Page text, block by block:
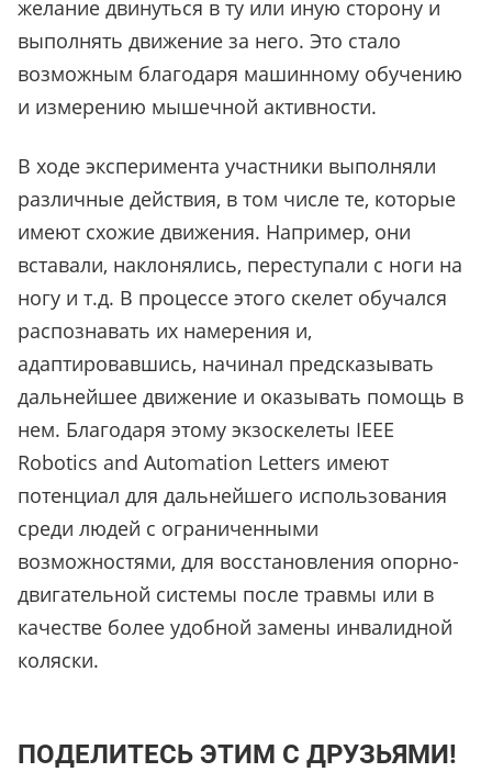
желание двинуться в ту или иную сторону и
выполнять движение за него. Это стало
возможным благодаря машинному обучению
и измерению мышечной активности.
В ходе эксперимента участники выполняли
различные действия, в том числе те, которые
имеют схожие движения. Например, они
вставали, наклонялись, переступали с ноги на
ногу и т.д. В процессе этого скелет обучался
распознавать их намерения и,
адаптировавшись, начинал предсказывать
дальнейшее движение и оказывать помощь в
нем. Благодаря этому экзоскелеты IEEE
Robotics and Automation Letters имеют
потенциал для дальнейшего использования
среди людей с ограниченными
возможностями, для восстановления опорно-
двигательной системы после травмы или в
качестве более удобной замены инвалидной
коляски.
ПОДЕЛИТЕСЬ ЭТИМ С ДРУЗЬЯМИ!